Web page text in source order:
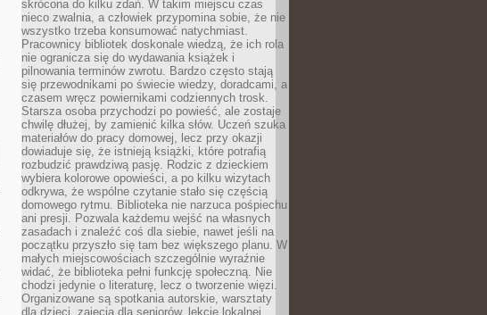
skrócona do kilku zdań. W takim miejscu czas
nieco zwalnia, a człowiek przypomina sobie, że nie
wszystko trzeba konsumować natychmiast.
Pracownicy bibliotek doskonale wiedzą, że ich rola
nie ogranicza się do wydawania książek i
pilnowania terminów zwrotu. Bardzo często stają
się przewodnikami po świecie wiedzy, doradcami, a
czasem wręcz powiernikami codziennych trosk.
Starsza osoba przychodzi po powieść, ale zostaje
chwilę dłużej, by zamienić kilka słów. Uczeń szuka
materiałów do pracy domowej, lecz przy okazji
dowiaduje się, że istnieją książki, które potrafią
rozbudzić prawdziwą pasję. Rodzic z dzieckiem
wybiera kolorowe opowieści, a po kilku wizytach
odkrywa, że wspólne czytanie stało się częścią
domowego rytmu. Biblioteka nie narzuca pośpiechu
ani presji. Pozwala każdemu wejść na własnych
zasadach i znaleźć coś dla siebie, nawet jeśli na
początku przyszło się tam bez większego planu. W
małych miejscowościach szczególnie wyraźnie
widać, że biblioteka pełni funkcję społeczną. Nie
chodzi jedynie o literaturę, lecz o tworzenie więzi.
Organizowane są spotkania autorskie, warsztaty
dla dzieci, zajęcia dla seniorów, lekcje lokalnej